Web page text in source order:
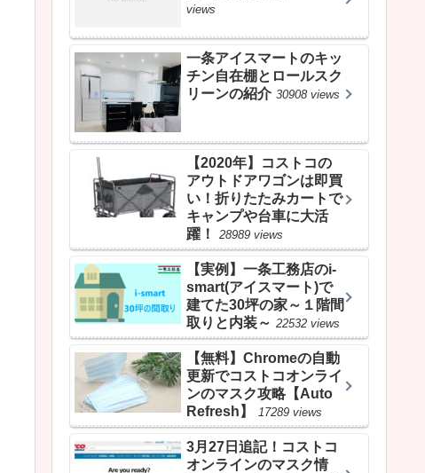
views
一条アイスマートのキッ
チン自在棚とロールスク
リーンの紹介 30908 views
【2020年】コストコの
アウトドアワゴンは即買
い！折りたたみカートで
キャンプや台車に大活
躍！
28989 views
【実例】一条工務店のi-
smart(アイスマート)で
建てた30坪の家～１階間
取りと内装～ 22532 views
【無料】Chromeの自動
更新でコストコオンライ
ンのマスク攻略【Auto
Refresh】
17289 views
3月27日追記！コストコ
オンラインのマスク情